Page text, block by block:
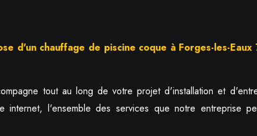
d'un chauffage de piscine coque à Forges-les-
tout au long de votre projet d'installation et
l'ensemble des services que notre entreprise